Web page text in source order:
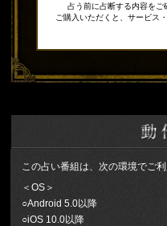
占う前に占断する内容をご
ご購入いただくと、サービス
この占い番組は、次の環境でご利
＜OS＞
○Android 5.0以降
○iOS 10.0以降